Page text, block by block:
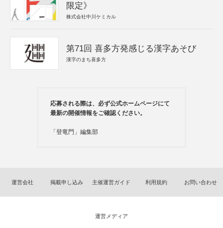
限定》
株式会社中川ケミカル
第71回 喜多方発感じる漢字あそび
漢字のまち喜多方
応募される際は、必ず公式ホームページにて
最新の開催情報をご確認ください。
「登竜門」編集部
運営会社 掲載申し込み 主催運営ガイド 利用規約 お問い合わせ
運営メディア